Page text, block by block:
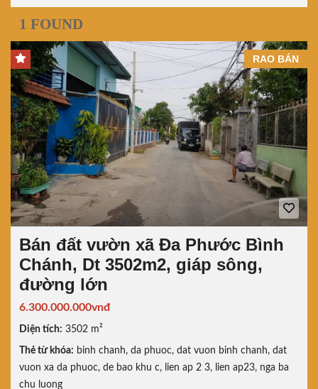
1 FOUND
RAO BÁN
Bán đất vườn xã Đa Phước Bình
Chánh, Dt 3502m2, giáp sông,
đường lớn
6.300.000.000vnđ
Diện tích: 3502 m²
Thẻ từ khóa: binh chanh, da phuoc, dat vuon binh chanh, dat
vuon xa da phuoc, de bao khu c, lien ap 2 3, lien ap23, nga ba
chu luong